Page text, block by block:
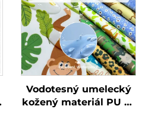
Vodotesný umelecký
kožený materiál PU sa